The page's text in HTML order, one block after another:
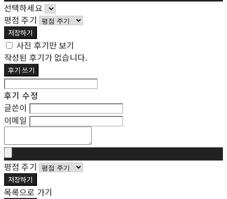
선택하세요
평점 주기
저장하기
사진 후기만 보기
작성된 후기가 없습니다.
후기 쓰기
후기 수정
글쓴이
이메일
평점 주기
저장하기
목록으로 가기